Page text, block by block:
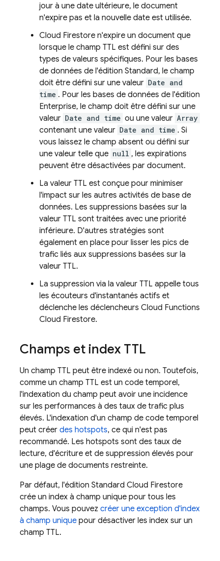
jour à une date ultérieure, le document
n'expire pas et la nouvelle date est utilisée.
Cloud Firestore n'expire un document que
lorsque le champ TTL est défini sur des
types de valeurs spécifiques. Pour les bases
de données de l'édition Standard, le champ
doit être défini sur une valeur Date and
time . Pour les bases de données de l'édition
Enterprise, le champ doit être défini sur une
valeur Date and time ou une valeur Array
contenant une valeur Date and time . Si
vous laissez le champ absent ou défini sur
une valeur telle que null , les expirations
peuvent être désactivées par document.
La valeur TTL est conçue pour minimiser
l'impact sur les autres activités de base de
données. Les suppressions basées sur la
valeur TTL sont traitées avec une priorité
inférieure. D'autres stratégies sont
également en place pour lisser les pics de
trafic liés aux suppressions basées sur la
valeur TTL.
La suppression via la valeur TTL appelle tous
les écouteurs d'instantanés actifs et
déclenche les déclencheurs Cloud Functions
Cloud Firestore.
Champs et index TTL
Un champ TTL peut être indexé ou non. Toutefois,
comme un champ TTL est un code temporel,
l'indexation du champ peut avoir une incidence
sur les performances à des taux de trafic plus
élevés. L'indexation d'un champ de code temporel
peut créer des hotspots, ce qui n'est pas
recommandé. Les hotspots sont des taux de
lecture, d'écriture et de suppression élevés pour
une plage de documents restreinte.
Par défaut, l'édition Standard Cloud Firestore
crée un index à champ unique pour tous les
champs. Vous pouvez créer une exception d'index
à champ unique pour désactiver les index sur un
champ TTL.